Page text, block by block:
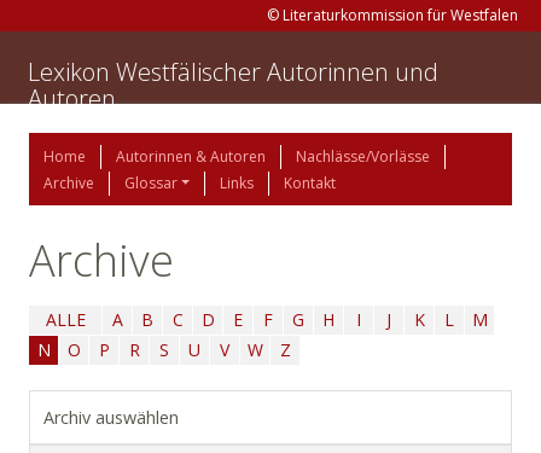
© Literaturkommission für Westfalen
Lexikon Westfälischer Autorinnen und
Autoren
Home Autorinnen & Autoren
Nachlässe/Vorlässe
Archive
Glossar Links Kontakt
Archive
ALLE A B C D E F G H I J K L
M
N
O P R S U V W Z
Archiv auswählen